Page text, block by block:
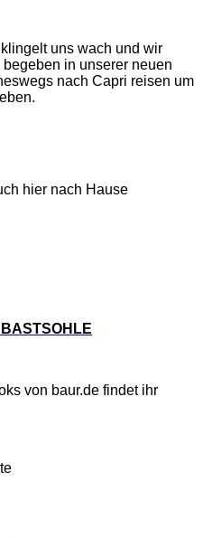
uns wach und wir
in unserer neuen
nach Capri reisen um
hier nach Hause
von baur.de findet ihr